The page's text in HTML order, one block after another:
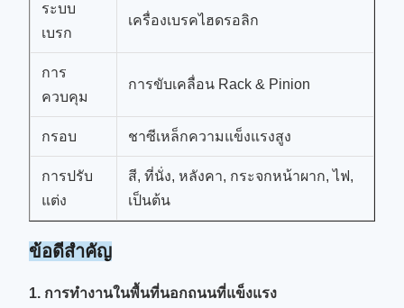
ระบบ
เบรก
เครื่องเบรคไฮดรอลิก
การ
ควบคุม
การขับเคลื่อน Rack & Pinion
กรอบ ชาซีเหล็กความแข็งแรงสูง
การปรับ
แต่ง
สี, ที่นั่ง, หลังคา, กระจกหน้าผาก, ไฟ,
เป็นต้น
ข้อดีสําคัญ
1. การทํางานในพื้นที่นอกถนนที่แข็งแรง